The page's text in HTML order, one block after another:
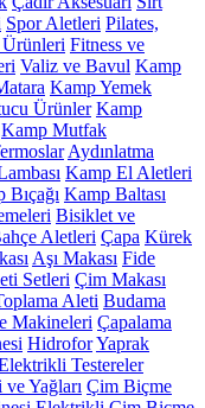
Spor Aletleri Pilates,
Ürünleri Fitness ve
Valiz ve Bavul Kamp
Kamp Yemek
Ürünler Kamp
Kamp Mutfak
Aydınlatma
Kamp El Aletleri
Bıçağı Kamp Baltası
Bisiklet ve
Aletleri Çapa Kürek
Aşı Makası Fide
Setleri Çim Makası
Aleti Budama
Makineleri Çapalama
HidroforYaprak
Testereler
Yağları Çim Biçme